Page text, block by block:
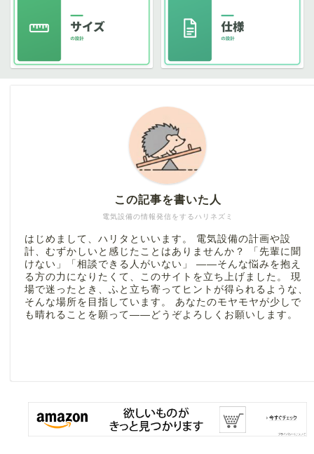
電気設備の情報発信をするハリネズミ
この記事を書いた人
はじめまして、ハリタといいます。 電気設備の計画や設
計、むずかしいと感じたことはありませんか？ 「先輩に聞
けない」「相談できる人がいない」 ――そんな悩みを抱え
る方の力になりたくて、このサイトを立ち上げました。 現
場で迷ったとき、ふと立ち寄ってヒントが得られるような、
そんな場所を目指しています。 あなたのモヤモヤが少しで
も晴れることを願って――どうぞよろしくお願いします。